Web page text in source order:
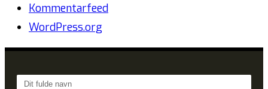
Kommentarfeed
WordPress.org